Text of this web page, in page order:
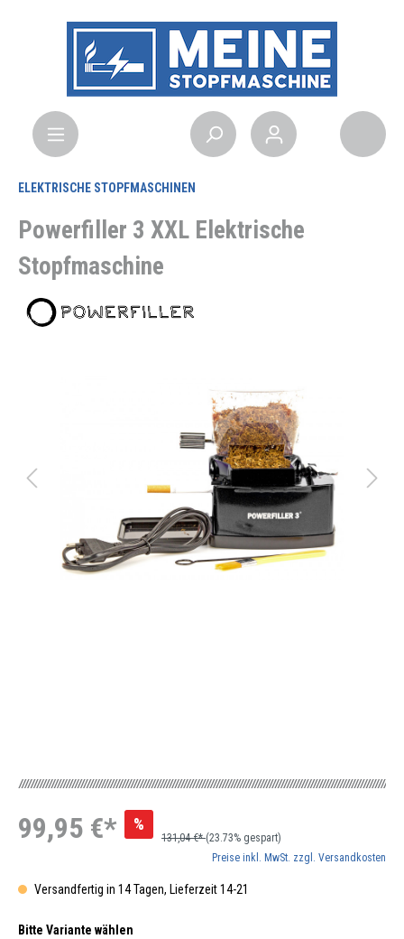
ELEKTRISCHE STOPFMASCHINEN
Powerfiller 3 XXL Elektrische
Stopfmaschine
99,95 €* %
131,04 €*(23.73% gespart)
Preise inkl. MwSt. zzgl. Versandkosten
Versandfertig in 14 Tagen, Lieferzeit 14-21
Bitte Variante wählen